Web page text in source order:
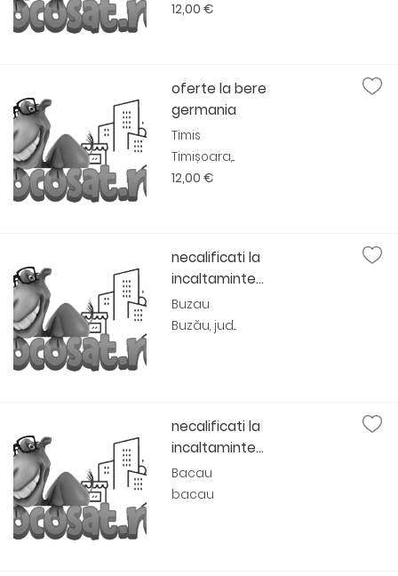
12,00 €
oferte la bere
germania
Timis
Timișoara,...
12,00 €
necalificati la
incaltaminte...
Buzau
Buzău, jud...
necalificati la
incaltaminte...
Bacau
bacau